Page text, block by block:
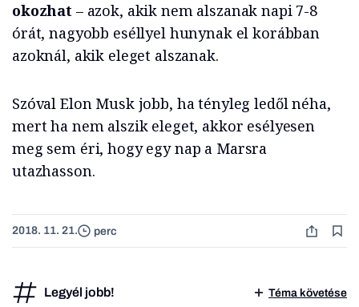
okozhat – azok, akik nem alszanak napi 7-8
órát, nagyobb eséllyel hunynak el korábban
azoknál, akik eleget alszanak.
Szóval Elon Musk jobb, ha tényleg ledől néha,
mert ha nem alszik eleget, akkor esélyesen
meg sem éri, hogy egy nap a Marsra
utazhasson.
2018. 11. 21. perc
Legyél jobb! Téma követése